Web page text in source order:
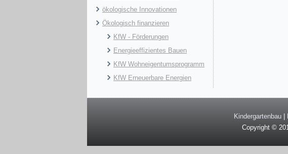
ökologische Innovationen
Ökologisch finanzieren
KfW - Förderungen
Energieeffizientes Bauen
KfW Wohneigentumsprogramm
KfW Erneuerbare Energien
Kindergartenbau|
Copyright ©